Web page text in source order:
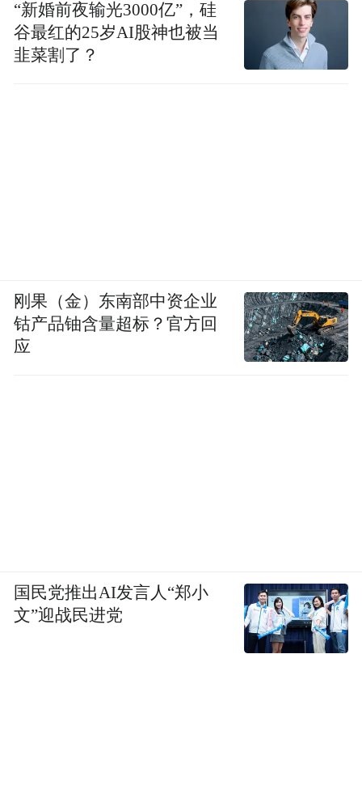
“新婚前夜输光3000亿”，硅
谷最红的25岁AI股神也被当
韭菜割了？
刚果（金）东南部中资企业
钴产品铀含量超标？官方回
应
国民党推出AI发言人“郑小
文”迎战民进党